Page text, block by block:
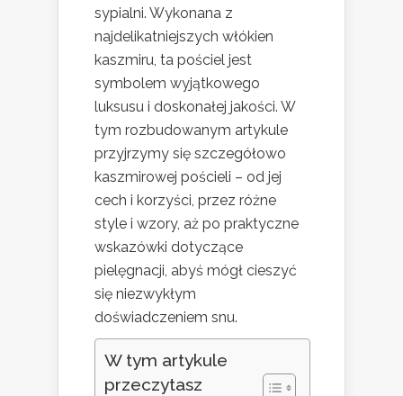
sypialni. Wykonana z
najdelikatniejszych włókien
kaszmiru, ta pościel jest
symbolem wyjątkowego
luksusu i doskonałej jakości. W
tym rozbudowanym artykule
przyjrzymy się szczegółowo
kaszmirowej pościeli – od jej
cech i korzyści, przez różne
style i wzory, aż po praktyczne
wskazówki dotyczące
pielęgnacji, abyś mógł cieszyć
się niezwykłym
doświadczeniem snu.
W tym artykule
przeczytasz